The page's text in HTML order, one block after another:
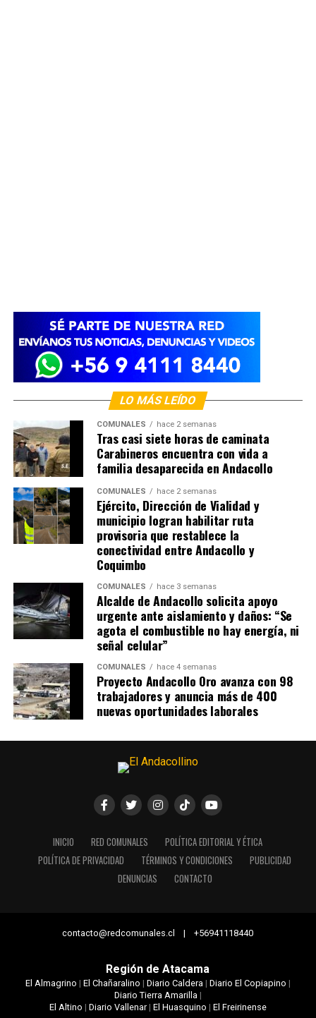
LO MÁS LEÍDO
COMUNALES hace 2 semanas
Tras casi siete horas de caminata
Carabineros encuentra con vida a
familia desaparecida en Andacollo
COMUNALES hace 2 semanas
Ejército, Dirección de Vialidad y
municipio logran habilitar ruta
provisoria que restablece la
conectividad entre Andacollo y
Coquimbo
COMUNALES hace 3 semanas
Alcalde de Andacollo solicita apoyo
urgente ante aislamiento y daños: “Se
agota el combustible no hay energía, ni
señal celular”
COMUNALES hace 4 semanas
Proyecto Andacollo Oro avanza con 98
trabajadores y anuncia más de 400
nuevas oportunidades laborales
INICIO RED COMUNALES
POLÍTICA EDITORIAL Y ÉTICA
POLÍTICA DE PRIVACIDAD
TÉRMINOS Y CONDICIONES
PUBLICIDAD
DENUNCIAS
CONTACTO
contacto@redcomunales.cl | +56941118440
Región de Atacama
El Almagrino | El Chañaralino | Diario Caldera | Diario El Copiapino |
Diario Tierra Amarilla |
El Altino | Diario Vallenar| El Huasquino | El Freirinense